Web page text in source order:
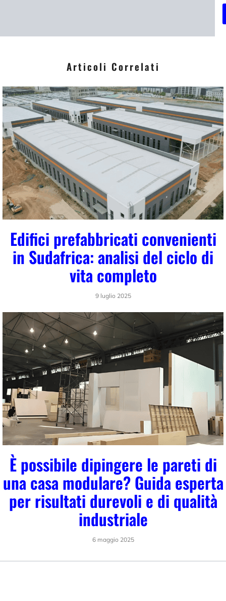
Articoli Correlati
Edifici prefabbricati convenienti
in Sudafrica: analisi del ciclo di
vita completo
9 luglio 2025
È possibile dipingere le pareti di
una casa modulare? Guida esperta
per risultati durevoli e di qualità
industriale
6 maggio 2025